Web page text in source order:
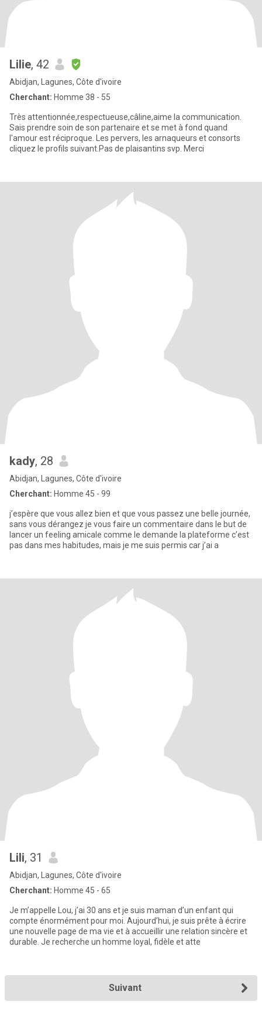
Lilie, 42
Abidjan, Lagunes, Côte d'ivoire
Cherchant: Homme 38 - 55
Très attentionnée,respectueuse,câline,aime la communication.
Sais prendre soin de son partenaire et se met à fond quand
l'amour est réciproque. Les pervers, les arnaqueurs et consorts
cliquez le profils suivant.Pas de plaisantins svp. Merci
kady, 28
Abidjan, Lagunes, Côte d'ivoire
Cherchant: Homme 45 - 99
j’espère que vous allez bien et que vous passez une belle journée,
sans vous dérangez je vous faire un commentaire dans le but de
lancer un feeling amicale comme le demande la plateforme c’est
pas dans mes habitudes, mais je me suis permis car j’ai a
Lili, 31
Abidjan, Lagunes, Côte d'ivoire
Cherchant: Homme 45 - 65
Je m’appelle Lou, j’ai 30 ans et je suis maman d’un enfant qui
compte énormément pour moi. Aujourd’hui, je suis prête à écrire
une nouvelle page de ma vie et à accueillir une relation sincère et
durable. Je recherche un homme loyal, fidèle et atte
Suivant